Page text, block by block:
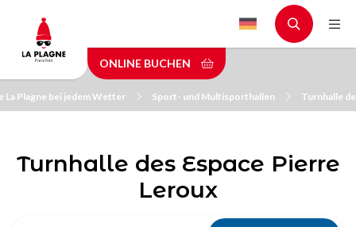
main
content
ONLINE BUCHEN
La Plagne bei jedem Wetter Sport- und Multisporthallen Turnhalle
Turnhalle des Espace Pierre
Leroux